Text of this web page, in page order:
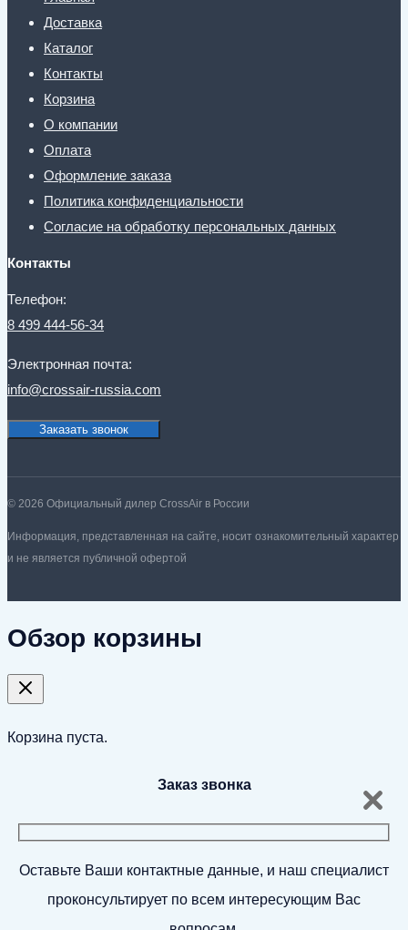
Доставка
Каталог
Контакты
Корзина
О компании
Оплата
Оформление заказа
Политика конфиденциальности
Согласие на обработку персональных данных
Контакты
Телефон:
8 499 444-56-34
Электронная почта:
info@crossair-russia.com
Заказать звонок
© 2026 Официальный дилер CrossAir в России
Информация, представленная на сайте, носит ознакомительный характер
и не является публичной офертой
Обзор корзины
Корзина пуста.
Заказ звонка
Оставьте Ваши контактные данные, и наш специалист
проконсультирует по всем интересующим Вас